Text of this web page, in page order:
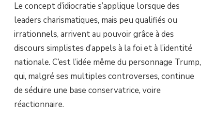
Le concept d’idiocratie s’applique lorsque des
leaders charismatiques, mais peu qualifiés ou
irrationnels, arrivent au pouvoir grâce à des
discours simplistes d’appels à la foi et à l’identité
nationale. C’est l’idée même du personnage Trump,
qui, malgré ses multiples controverses, continue
de séduire une base conservatrice, voire
réactionnaire.